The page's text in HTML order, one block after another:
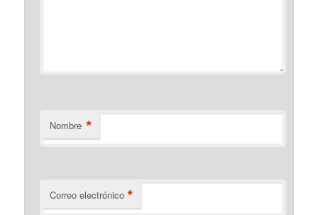
Nombre *
Correo electrónico *